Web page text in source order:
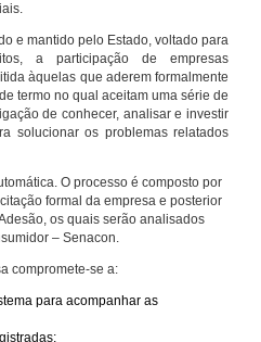
e mantido pelo Estado, voltado para
a participação de empresas
àquelas que aderem formalmente
termo no qual aceitam uma série de
de conhecer, analisar e investir
solucionar os problemas relatados
O processo é composto por
formal da empresa e posterior
os quais serão analisados
– Senacon.
compromete-se a:
para acompanhar as